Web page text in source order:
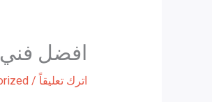
افضل
اترك تعليقاً /